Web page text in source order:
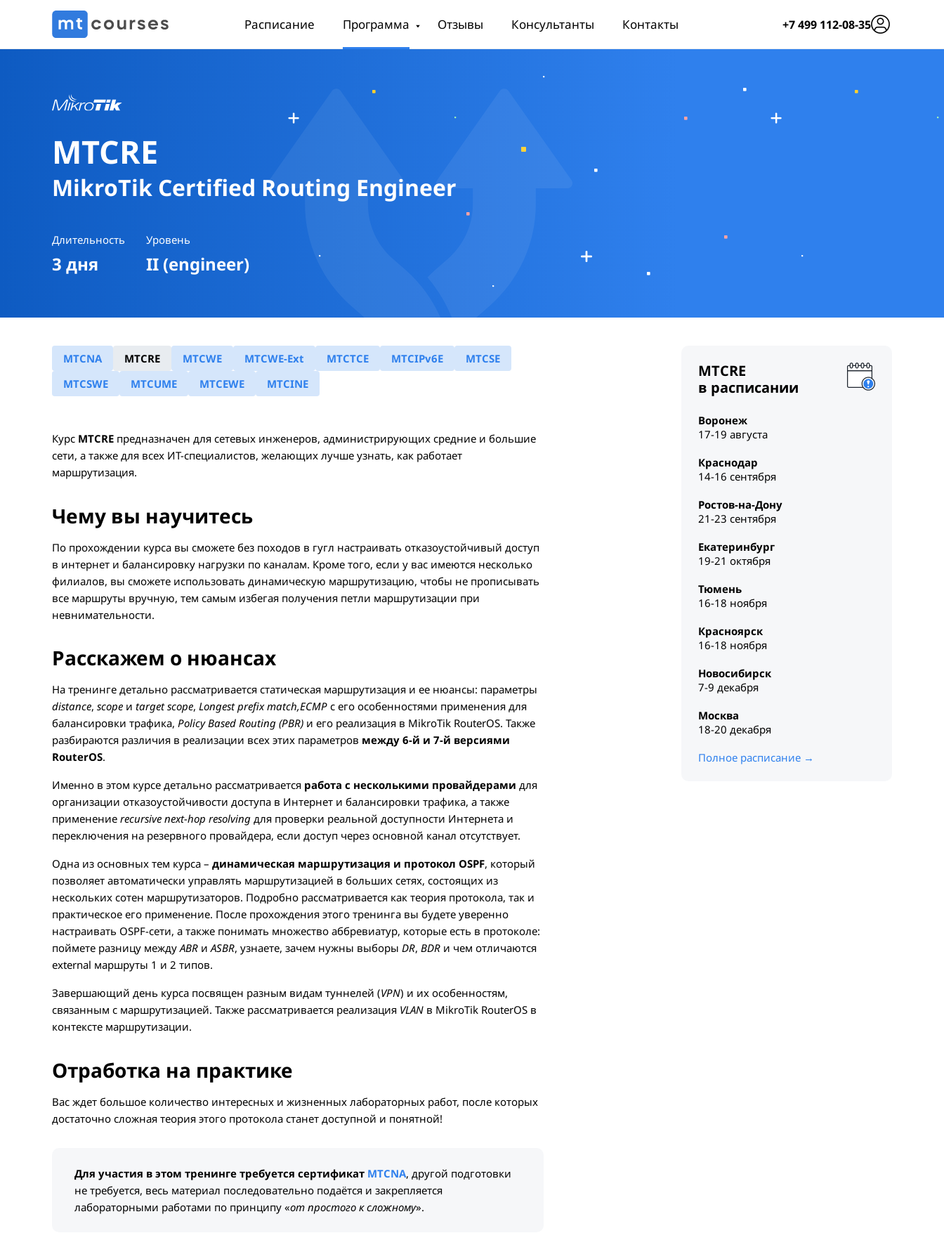
Расписание Программа Отзывы Консультанты Контакты +7 499 112-08-35
MTCRE
MikroTik Certified Routing Engineer
Длительность
3 дня
Уровень
II (engineer)
MTCNA MTCRE MTCWE MTCWE-Ext MTCTCE MTCIPv6E
MTCSE
MTCSWE
MTCUME MTCEWE MTCINE
Курс MTCRE предназначен для сетевых инженеров, администрирующих средние и большие
сети, а также для всех ИТ-специалистов, желающих лучше узнать, как работает
маршрутизация.
Чему вы научитесь
По прохождении курса вы сможете без походов в гугл настраивать отказоустойчивый доступ
в интернет и балансировку нагрузки по каналам. Кроме того, если у вас имеются несколько
филиалов, вы сможете использовать динамическую маршрутизацию, чтобы не прописывать
все маршруты вручную, тем самым избегая получения петли маршрутизации при
невнимательности.
Расскажем о нюансах
На тренинге детально рассматривается статическая маршрутизация и ее нюансы: параметры
distance, scope и target scope, Longest prefix match,ECMP c его особенностями применения для
балансировки трафика, Policy Based Routing (PBR) и его реализация в MikroTik RouterOS. Также
разбираются различия в реализации всех этих параметров между 6-й и 7-й версиями
RouterOS.
Именно в этом курсе детально рассматривается работа с несколькими провайдерами для
организации отказоустойчивости доступа в Интернет и балансировки трафика, а также
применение recursive next-hop resolving для проверки реальной доступности Интернета и
переключения на резервного провайдера, если доступ через основной канал отсутствует.
Одна из основных тем курса – динамическая маршрутизация и протокол OSPF, который
позволяет автоматически управлять маршрутизацией в больших сетях, состоящих из
нескольких сотен маршрутизаторов. Подробно рассматривается как теория протокола, так и
практическое его применение. После прохождения этого тренинга вы будете уверенно
настраивать OSPF-сети, а также понимать множество аббревиатур, которые есть в протоколе:
поймете разницу междуABR иASBR, узнаете, зачем нужны выборы DR, BDR и чем отличаются
external маршруты 1 и 2 типов.
Завершающий день курса посвящен разным видам туннелей (VPN) и их особенностям,
связанным с маршрутизацией. Также рассматривается реализация VLAN в MikroTik RouterOS в
контексте маршрутизации.
Отработка на практике
Вас ждет большое количество интересных и жизненных лабораторных работ, после которых
достаточно сложная теория этого протокола станет доступной и понятной!
Для участия в этом тренинге требуется сертификат MTCNA, другой подготовки
не требуется, весь материал последовательно подаётся и закрепляется
лабораторными работами по принципу «от простого к сложному».
MTCRE
в расписании
Воронеж
17-19 августа
Краснодар
14-16 сентября
Ростов-на-Дону
21-23 сентября
Екатеринбург
19-21 октября
Тюмень
16-18 ноября
Красноярск
16-18 ноября
Новосибирск
7-9 декабря
Москва
18-20 декабря
Полное расписание →